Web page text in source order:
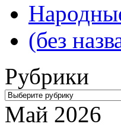
(без
Рубрики
Рубрики
Май 2026